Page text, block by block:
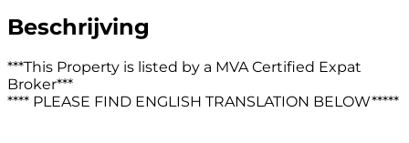
Beschrijving
***This Property is listed by a MVA Certified Expat
Broker***
**** PLEASE FIND ENGLISH TRANSLATION BELOW*****